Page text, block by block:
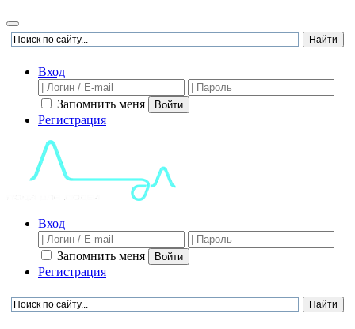
Вход
Запомнить меня Войти
Регистрация
Вход
Запомнить меня Войти
Регистрация